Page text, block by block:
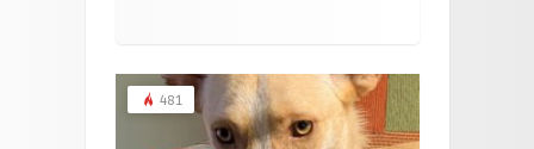
481